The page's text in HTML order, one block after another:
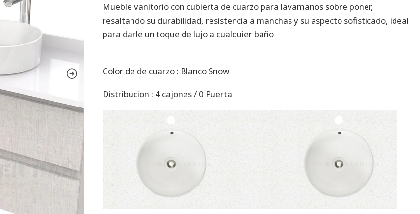
Mueble vanitorio con cubierta de cuarzo para lavamanos sobre poner,
resaltando su durabilidad, resistencia a manchas y su aspecto sofisticado, ideal
para darle un toque de lujo a cualquier baño
Color de de cuarzo : Blanco Snow
Distribucion : 4 cajones / 0 Puerta